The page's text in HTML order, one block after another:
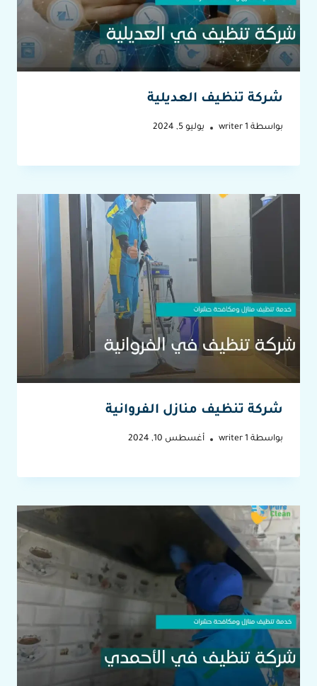
شركة تنظيف العديلية
بواسطة writer 1 يوليو 5, 2024
شركة تنظيف منازل الفروانية
بواسطة writer 1 أغسطس 10, 2024